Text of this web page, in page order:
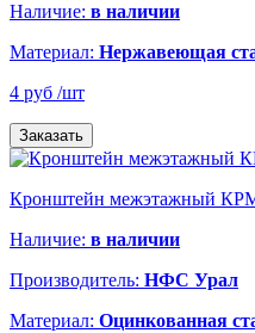
Наличие: в наличии
Материал: Нержавеющая
4 руб /шт
Заказать
Кронштейн межэтажный
Наличие: в наличии
Производитель: НФС Урал
Материал: Оцинкованная